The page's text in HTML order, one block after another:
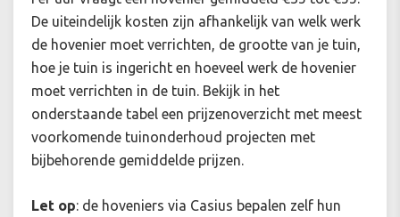
De uiteindelijk kosten zijn afhankelijk van welk werk
de hovenier moet verrichten, de grootte van je tuin,
hoe je tuin is ingericht en hoeveel werk de hovenier
moet verrichten in de tuin. Bekijk in het
onderstaande tabel een prijzenoverzicht met meest
voorkomende tuinonderhoud projecten met
bijbehorende gemiddelde prijzen.
Let op: de hoveniers via Casius bepalen zelf hun